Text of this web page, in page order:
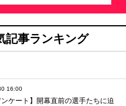
事ランキング
16:00
ンケート】開幕直前の選手たちに迫